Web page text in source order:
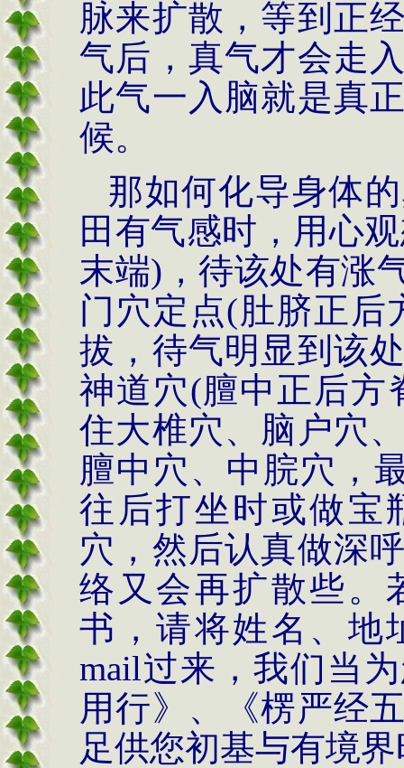
脉来扩散，等到正
气后，真气才会走
此气一入脑就是真
候。
那如何化导身体
田有气感时，用心
末端) ，待该处有涨
门穴定点(肚脐正后
拔，待气明显到该
神道穴(膻中正后方
住大椎穴、脑户穴
膻中穴、中脘穴，
往后打坐时或做宝
穴，然后认真做深
络又会再扩散些。
书，请将姓名、地
mail过来，我们当
用行》、《楞严经
足供您初基与有境